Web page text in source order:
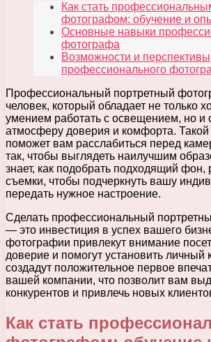
Как стать
фотографом: обучение и
Основные навыки
фотографа
Возможности и перспективы
профессионального
Профессиональный портретный
человек, который обладает не только
умением работать с освещением, но и
атмосферу доверия и комфорта.
поможет вам расслабиться перед
так, чтобы выглядеть наилучшим
знает, как подобрать подходящий фон,
съемки, чтобы подчеркнуть вашу
передать нужное настроение.
Сделать профессиональный
— это инвестиция в успех вашего
фотографии привлекут внимание
доверие и помогут установить личный
создадут положительное первое
вашей компании, что позволит вам
конкурентов и привлечь новых
Как стать